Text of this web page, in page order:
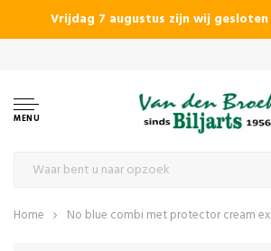
Vrijdag 7 augustus zijn wij gesloten
MENU
Home No blue combi met protector cream